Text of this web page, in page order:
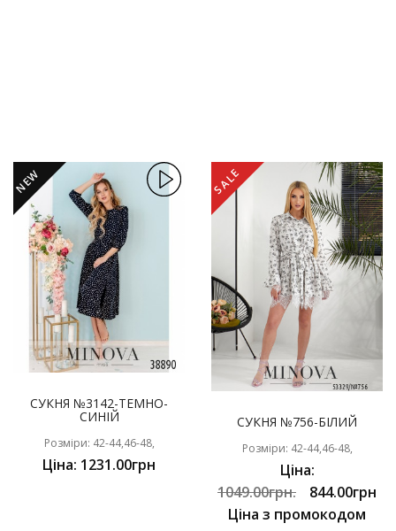
NEW
СУКНЯ №3142-ТЕМНО-
СИНІЙ
Розміри: 42-44,46-48,
Ціна: 1231.00грн
SALE
СУКНЯ №756-БІЛИЙ
Розміри: 42-44,46-48,
Ціна:
1049.00грн.
844.00грн
Ціна з промокодом